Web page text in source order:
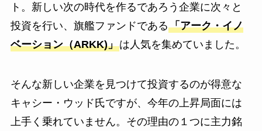
ト。新しい次の時代を作るであろう企業に次々と
投資を行い、旗艦ファンドである「アーク・イノ
ベーション（ARKK)」は人気を集めていました。
そんな新しい企業を見つけて投資するのが得意な
キャシー・ウッド氏ですが、今年の上昇局面には
上手く乗れていません。その理由の１つに主力銘